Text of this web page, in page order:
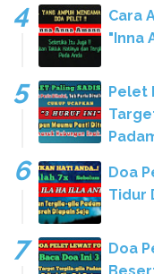
Cara
"Inna
Pelet
Doa
Tidur
Doa